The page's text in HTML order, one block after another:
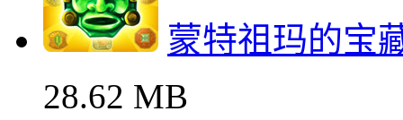
蒙特祖玛的宝
28.62 MB